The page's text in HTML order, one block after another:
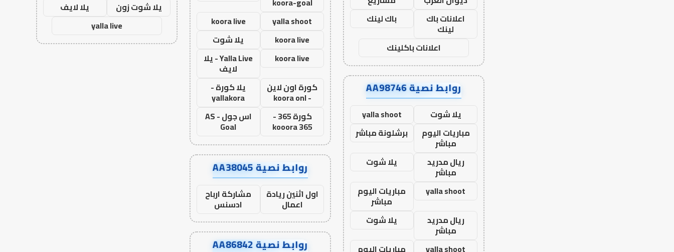
اعلانات باك
لينك
باك لينك
اعلانات باكلينك
روابط نصية AA98746
يلا شوت
yalla shoot
مباريات اليوم
مباشر
برشلونة مباشر
ريال مدريد
مباشر
يلا شوت
yalla shoot
مباريات اليوم
مباشر
ريال مدريد
مباشر
يلا شوت
yalla shoot
koora live
koora live
يلا شوت
koora live
Yalla Live - يلا
لايف
كورة اون لاين
- koora onl
يلا كورة -
yallakora
كورة 365 -
kooora 365
اس جول - AS
Goal
روابط نصية AA38045
اول اثنين ريادة
اعمال
مشاركة ارباح
ادسنس
روابط نصية AA86842
يلا شوت زون
يلا لايف
yalla live